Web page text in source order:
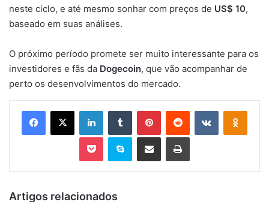
neste ciclo, e até mesmo sonhar com preços de US$ 10,
baseado em suas análises.
O próximo período promete ser muito interessante para os
investidores e fãs da Dogecoin, que vão acompanhar de
perto os desenvolvimentos do mercado.
Facebook
X LinkedinTumblr PinterestReddit VK OK
Pocket Skype Compartilhar via e-mail Imprimir
Artigos relacionados